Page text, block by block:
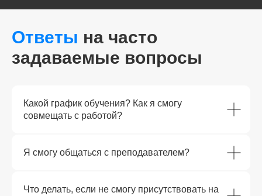
Ответы на часто
задаваемые вопросы
Какой график обучения? Как я смогу
совмещать с работой?
Я смогу общаться с преподавателем?
Что делать, если не смогу присутствовать на